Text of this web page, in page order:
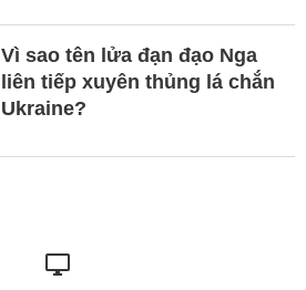
Vì sao tên lửa đạn đạo Nga
liên tiếp xuyên thủng lá chắn
Ukraine?